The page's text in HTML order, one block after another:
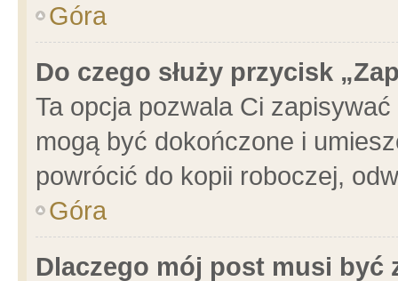
Góra
Do czego służy przycisk
Ta opcja pozwala Ci
mogą być dokończone i
powrócić do kopii roboczej,
Góra
Dlaczego mój post musi być